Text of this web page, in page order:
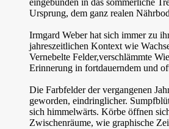
eingebunden in das sommerliche
Ursprung, dem ganz realen
Irmgard Weber hat sich immer zu
jahreszeitlichen Kontext wie
Vernebelte Felder,verschlämmte
Erinnerung in fortdauerndem und
Die Farbfelder der vergangenen
geworden, eindringlicher.
sich himmelwärts. Körbe öffnen
Zwischenräume, wie graphische